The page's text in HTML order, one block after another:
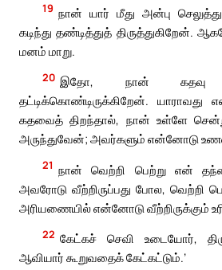
19 நான் யார் மீது அன்பு
கடிந்து தண்டித்துத்
மனம் மாறு.
20 இதோ, நான் கதவு
தட்டிக்கொண்டிருக்கிறேன். யாராவது
கதவைத் திறந்தால், நான் உள்ளே
அருந்துவேன்; அவர்களும் என்னோடு
21 நான் வெற்றி பெற்று என்
அவரோடு வீற்றிருப்பது போல, வெற்றி
அரியணையில் என்னோடு வீற்றிருக்கும்
22 கேட்கச் செவி உடையோர்,
ஆவியார் கூறுவதைக் கேட்கட்டும்.’